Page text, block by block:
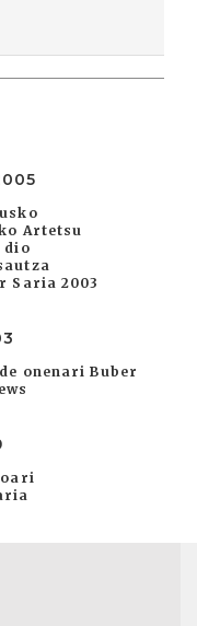
Artetsu
dio
Saria 2003
onenari Buber